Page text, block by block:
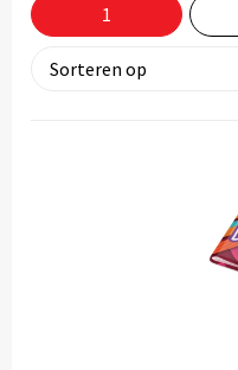
Relatiegeschenken
1